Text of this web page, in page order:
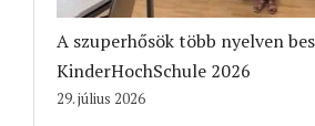
A szuperhősök több nyelven
KinderHochSchule 2026
29. július 2026